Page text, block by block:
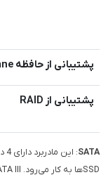
پشتیبانی از حافظه Optane
پشتیبانی از RAID
SATA